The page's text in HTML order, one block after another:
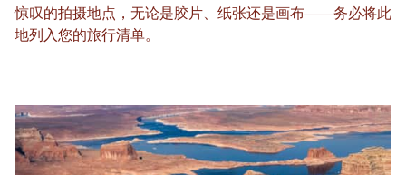
惊叹的拍摄地点，无论是胶片、纸张还是画布——务必将此
地列入您的旅行清单。